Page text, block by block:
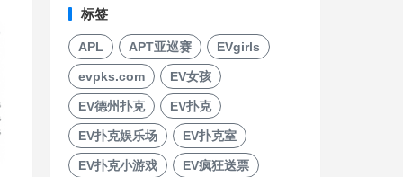
标签
APL APT亚巡赛 EVgirls
evpks.com EV女孩
EV德州扑克 EV扑克
EV扑克娱乐场 EV扑克室
EV扑克小游戏 EV疯狂送票